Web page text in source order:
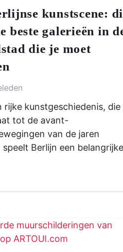
kunstscene:
beste galerieën in
die je moet
rijke kunstgeschiedenis, die
tot de avant-
van de jaren
Berlijn een belangrijke